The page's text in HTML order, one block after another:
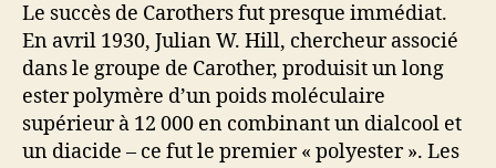
Le succès de Carothers fut presque immédiat.
En avril 1930, Julian W. Hill, chercheur associé
dans le groupe de Carother, produisit un long
ester polymère d’un poids moléculaire
supérieur à 12 000 en combinant un dialcool et
un diacide – ce fut le premier « polyester ». Les